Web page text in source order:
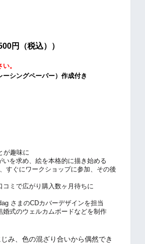
円（税込））
。
シングペーパー）作成付き
が趣味に
いを求め、絵を本格的に描き始める
すぐにワークショップに参加、その後
コミで広がり購入数ヶ月待ちに
さまのCDカバーデザインを担当
婚式のウェルカムボードなどを制作
み、色の混ざり合いから偶然でき